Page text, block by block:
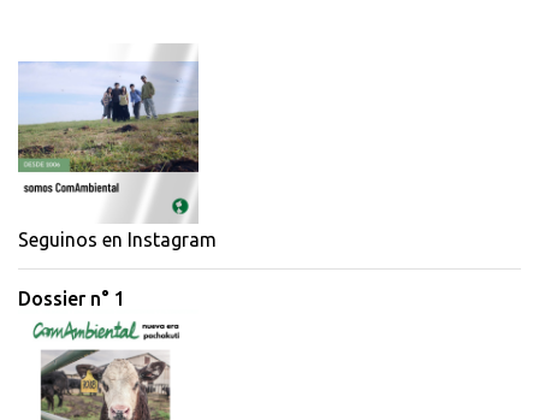
e
t
a
i
o
s
Seguinos en Instagram
Dossier n° 1